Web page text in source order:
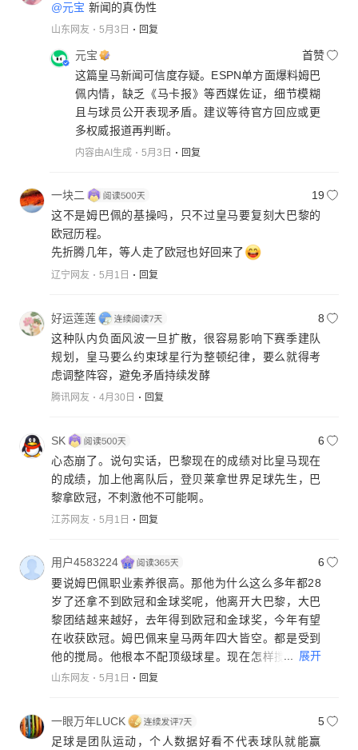
@元宝 新闻的真伪性
山东网友 5月3日 回复
元宝
首赞
这篇皇马新闻可信度存疑。ESPN单方面爆料姆巴
佩内情，缺乏《马卡报》等西媒佐证，细节模糊
且与球员公开表现矛盾。建议等待官方回应或更
多权威报道再判断。
内容由AI生成 5月3日 回复
一块二
19
这不是姆巴佩的基操吗，只不过皇马要复刻大巴黎的
欧冠历程。
先折腾几年，等人走了欧冠也好回来了
辽宁网友 5月1日 回复
好运莲莲
8
这种队内负面风波一旦扩散，很容易影响下赛季建队
规划，皇马要么约束球星行为整顿纪律，要么就得考
虑调整阵容，避免矛盾持续发酵
腾讯网友 4月30日 回复
SK
6
心态崩了。说句实话，巴黎现在的成绩对比皇马现在
的成绩，加上他离队后，登贝莱拿世界足球先生，巴
黎拿欧冠，不刺激他不可能啊。
江苏网友 5月1日 回复
用户4583224
6
要说姆巴佩职业素养很高。那他为什么这么多年都28
岁了还拿不到欧冠和金球奖呢，他离开大巴黎，大巴
黎团结越来越好，去年得到欧冠和金球奖，今年有望
在收获欧冠。姆巴佩来皇马两年四大皆空。都是受到
他的搅局。他根本不配顶级球星。现在怎样搅的皇马
内部大家都不开心。内部人员都明白他的进球是靠球
能力没几个进球。他不是个靠实力说话球星。他继续
留在皇马就是个魔咒。
... 展开
山东网友 5月1日 回复
一眼万年LUCK
5
足球是团队运动，个人数据好看不代表球队就能赢